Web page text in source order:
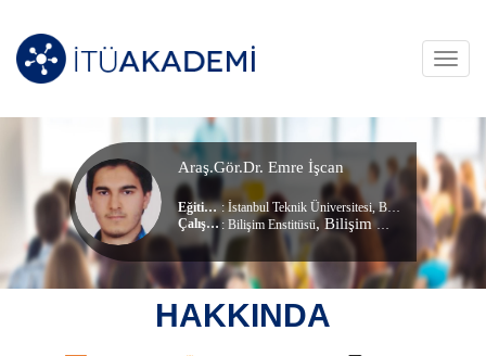
Araş.Gör.Dr. Emre İşcan
Eğitim Durumu
: İstanbul Teknik Üniversitesi, Bilgi Ve Haberleşme Mühendisliği (dr) (Doktora)
Çalıştığı Birim : Bilişim Enstitüsü, Bilişim Uygulamaları Anabilim Dalı
HAKKINDA